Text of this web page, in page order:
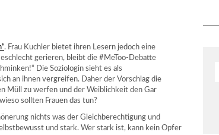
. Frau Kuchler bietet ihren Lesern jedoch eine
gerieren, bleibt die #MeToo-Debatte
Die Soziologin sieht es als
an ihnen vergreifen. Daher der Vorschlag die
Müll zu werfen und der Weiblichkeit den Gar
sollten Frauen das tun?
nichts was der Gleichberechtigung und
und stark. Wer stark ist, kann kein Opfer